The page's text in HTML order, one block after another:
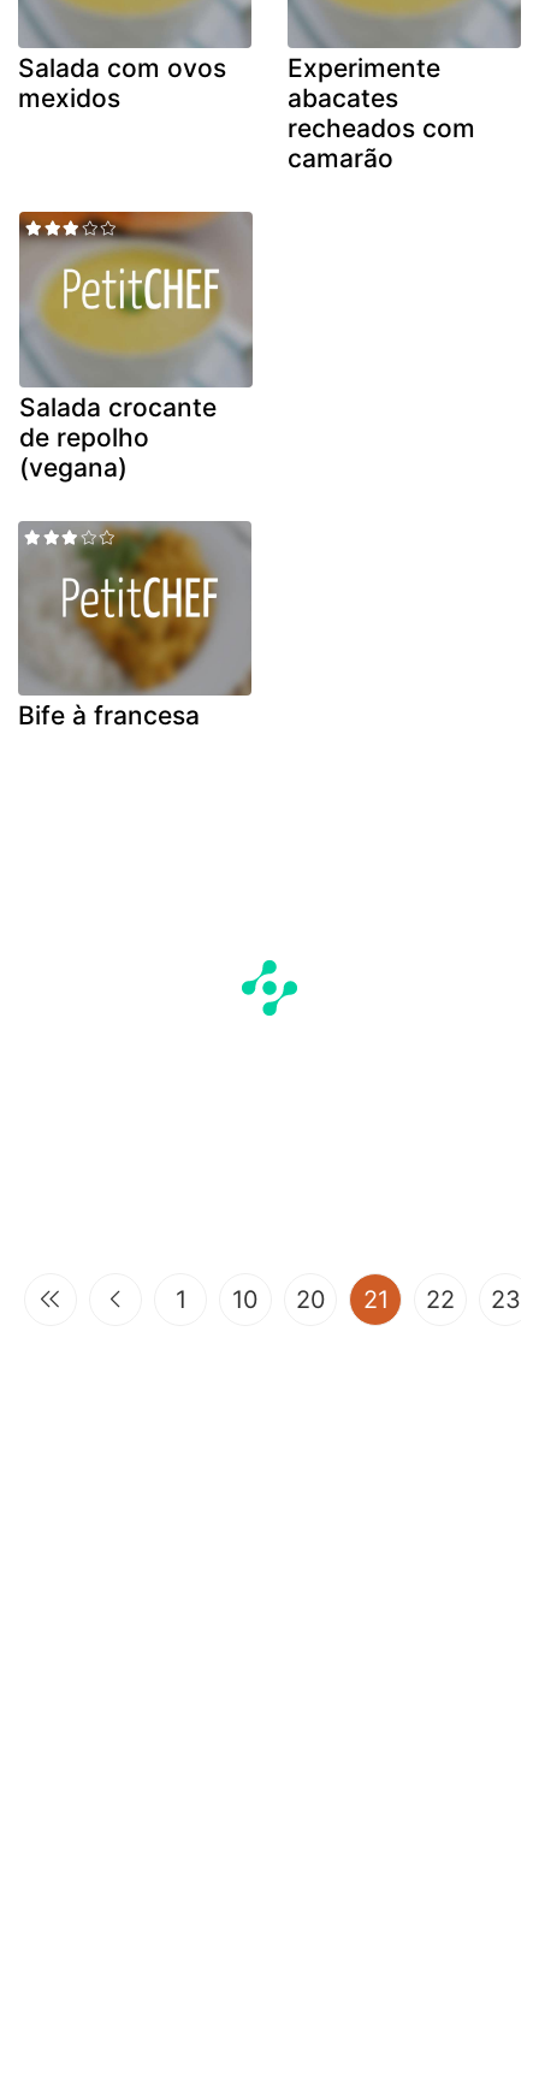
Salada com ovos
mexidos
Experimente
abacates
recheados com
camarão
Salada crocante
de repolho
(vegana)
Bife à francesa
1 10 20 21 (current)
22 23